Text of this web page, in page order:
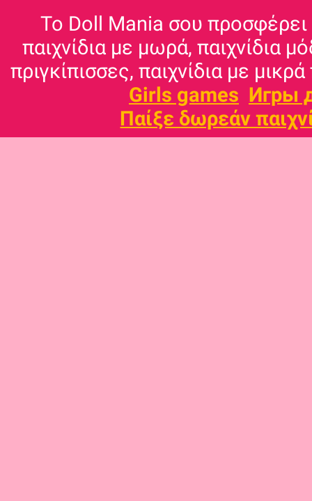
Το Doll Mania σου προσφέρει
παιχνίδια με μωρά, παιχνίδια
πριγκίπισσες, παιχνίδια με
Girls games Игры
Παίξε δωρεάν